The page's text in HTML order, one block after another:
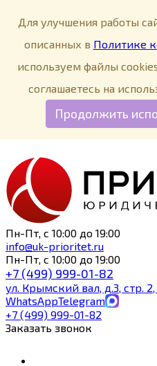
О компании
Пресс-центр
Социальная ответственность
Контакты
In English
Пн-Пт, с 10:00 до 19:00
info@uk-prioritet.ru
Пн-Пт, с 10:00 до 19:00
+7 (499) 999-01-82
ул. Крымский вал, д.3, стр.
WhatsAppTelegram
+7 (499) 999-01-82
Заказать звонок
Для улучшения работы
описанных в Политике
используем файлы
соглашаетесь на
Продолжить